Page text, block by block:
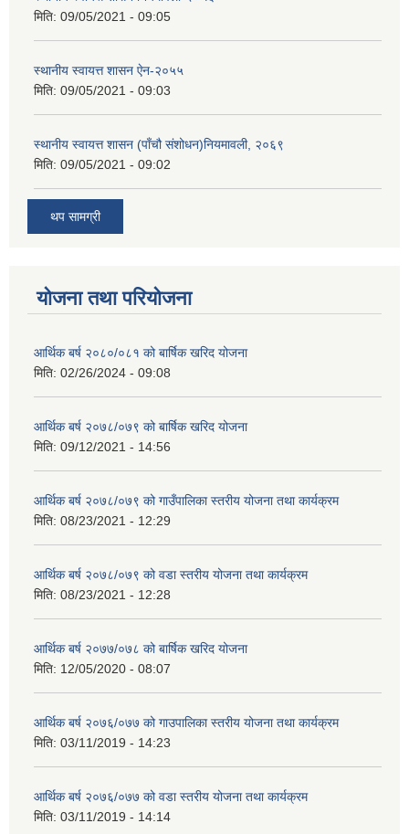
मिति: 09/05/2021 - 09:05
स्थानीय स्वायत्त शासन ए‍ेन-२०५५
मिति: 09/05/2021 - 09:03
स्थानीय स्वायत्त शासन (पाँचौ संशोधन)नियमावली, २०६९
मिति: 09/05/2021 - 09:02
थप सामग्री
योजना तथा परियोजना
आर्थिक बर्ष २०८०/०८१ को बार्षिक खरिद योजना
मिति: 02/26/2024 - 09:08
आर्थिक बर्ष २०७८/०७९ को बार्षिक खरिद योजना
मिति: 09/12/2021 - 14:56
आर्थिक बर्ष २०७८/०७९ को गाउँपालिका स्तरीय योजना तथा कार्यक्रम
मिति: 08/23/2021 - 12:29
आर्थिक बर्ष २०७८/०७९ को वडा स्तरीय योजना तथा कार्यक्रम
मिति: 08/23/2021 - 12:28
आर्थिक बर्ष २०७७/०७८ को बार्षिक खरिद योजना
मिति: 12/05/2020 - 08:07
आर्थिक बर्ष २०७६/०७७ को गाउपालिका स्तरीय योजना तथा कार्यक्रम
मिति: 03/11/2019 - 14:23
आर्थिक बर्ष २०७६/०७७ को वडा स्तरीय योजना तथा कार्यक्रम
मिति: 03/11/2019 - 14:14